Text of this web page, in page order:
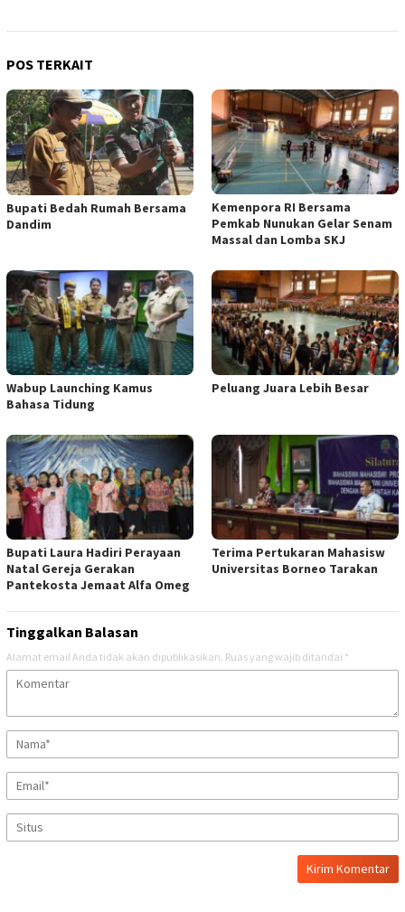
POS TERKAIT
Bupati Bedah Rumah Bersama
Dandim
Kemenpora RI Bersama
Pemkab Nunukan Gelar Senam
Massal dan Lomba SKJ
Wabup Launching Kamus
Bahasa Tidung
Peluang Juara Lebih Besar
Bupati Laura Hadiri Perayaan
Natal Gereja Gerakan
Pantekosta Jemaat Alfa Omeg
Terima Pertukaran Mahasisw
Universitas Borneo Tarakan
Tinggalkan Balasan
Alamat email Anda tidak akan dipublikasikan. Ruas yang wajib ditandai *